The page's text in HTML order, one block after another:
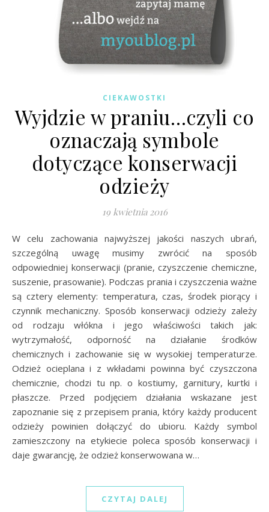
CIEKAWOSTKI
Wyjdzie w praniu…czyli co
oznaczają symbole
dotyczące konserwacji
odzieży
19 kwietnia 2016
W celu zachowania najwyższej jakości naszych ubrań,
szczególną uwagę musimy zwrócić na sposób
odpowiedniej konserwacji (pranie, czyszczenie chemiczne,
suszenie, prasowanie). Podczas prania i czyszczenia ważne
są cztery elementy: temperatura, czas, środek piorący i
czynnik mechaniczny. Sposób konserwacji odzieży zależy
od rodzaju włókna i jego właściwości takich jak:
wytrzymałość, odporność na działanie środków
chemicznych i zachowanie się w wysokiej temperaturze.
Odzież ocieplana i z wkładami powinna być czyszczona
chemicznie, chodzi tu np. o kostiumy, garnitury, kurtki i
płaszcze. Przed podjęciem działania wskazane jest
zapoznanie się z przepisem prania, który każdy producent
odzieży powinien dołączyć do ubioru. Każdy symbol
zamieszczony na etykiecie poleca sposób konserwacji i
daje gwarancję, że odzież konserwowana w…
CZYTAJ DALEJ